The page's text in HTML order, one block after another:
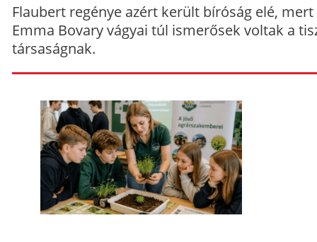
Flaubert regénye azért került bíróság elé, mert
Emma Bovary vágyai túl ismerősek voltak a
társaságnak.